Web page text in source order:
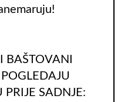
BAŠTOVANI
PRIJE SADNJE: